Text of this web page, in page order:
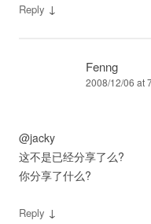
Reply ↓
Fenng
2008/12/06 at
@jacky
这不是已经分享了么?
你分享了什么?
Reply ↓